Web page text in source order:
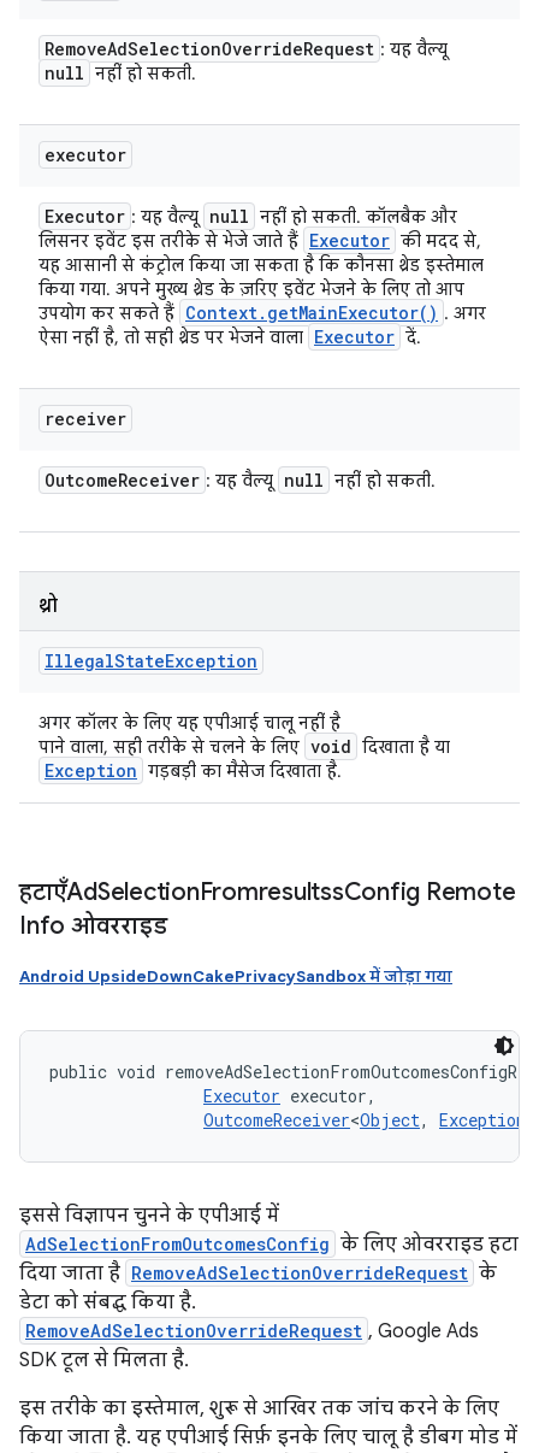
RemoveAdSelectionOverrideRequest : यह वैल्यू
null नहीं हो सकती.
executor
Executor : यह वैल्यू null नहीं हो सकती. कॉलबैक और
लिसनर इवेंट इस तरीके से भेजे जाते हैं Executor की मदद से,
यह आसानी से कंट्रोल किया जा सकता है कि कौनसा थ्रेड इस्तेमाल
किया गया. अपने मुख्य थ्रेड के ज़रिए इवेंट भेजने के लिए तो आप
उपयोग कर सकते हैं Context. getMainExecutor( ) . अगर
ऐसा नहीं है, तो सही थ्रेड पर भेजने वाला Executor दें.
receiver
OutcomeReceiver : यह वैल्यू null नहीं हो सकती.
थ्रो
IllegalStateException
अगर कॉलर के लिए यह एपीआई चालू नहीं है
पाने वाला, सही तरीके से चलने के लिए void दिखाता है या
Exception गड़बड़ी का मैसेज दिखाता है.
हटाएँAdSelectionFromresultssConfig Remote
Info ओवरराइड
Android UpsideDownCakePrivacySandbox में जोड़ा गया
public void
Executor executor,
OutcomeReceiver<Object, Exception
इससे विज्ञापन चुनने के एपीआई में
AdSelectionFromOutcomesConfig के लिए ओवरराइड हटा
दिया जाता है RemoveAdSelectionOverrideRequest के
डेटा को संबद्ध किया है.
RemoveAdSelectionOverrideRequest , Google Ads
SDK टूल से मिलता है.
इस तरीके का इस्तेमाल, शुरू से आखिर तक जांच करने के लिए
किया जाता है. यह एपीआई सिर्फ़ इनके लिए चालू है डीबग मोड में